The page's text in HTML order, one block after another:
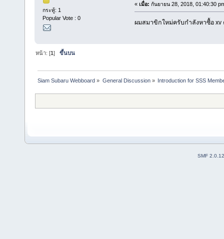
กระทู้: 1
Popular Vote : 0
« เมื่อ: กันยายน 28, 2018, 01:40:30
ผมสมาขิกใหม่ครับกำลังหาซื้อ
หน้า: [1]ขึ้นบน
Siam Subaru Webboard » General Discussion» Introduction for SSS
SMF 2.0.12